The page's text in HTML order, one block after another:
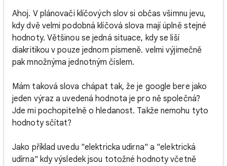
Ahoj. V plánovači klíčových slov si občas všimnu jevu,
kdy dvě velmi podobná klíčová slova mají úplně stejné
hodnoty. Většinou se jedná situace, kdy se liší
diakritikou v pouze jednom písmeně. velmi výjimečně
pak množnýma jednotným číslem.
Mám taková slova chápat tak, že je google bere jako
jeden výraz a uvedená hodnota je pro ně společná?
Jde mi pochopitelně o hledanost. Takže nemohu tyto
hodnoty sčítat?
Jako příklad uvedu "elektricka udirna" a "elektrická
udírna" kdy výsledek jsou totožné hodnoty včetně